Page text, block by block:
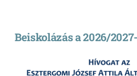
Beiskolázás a 2026/